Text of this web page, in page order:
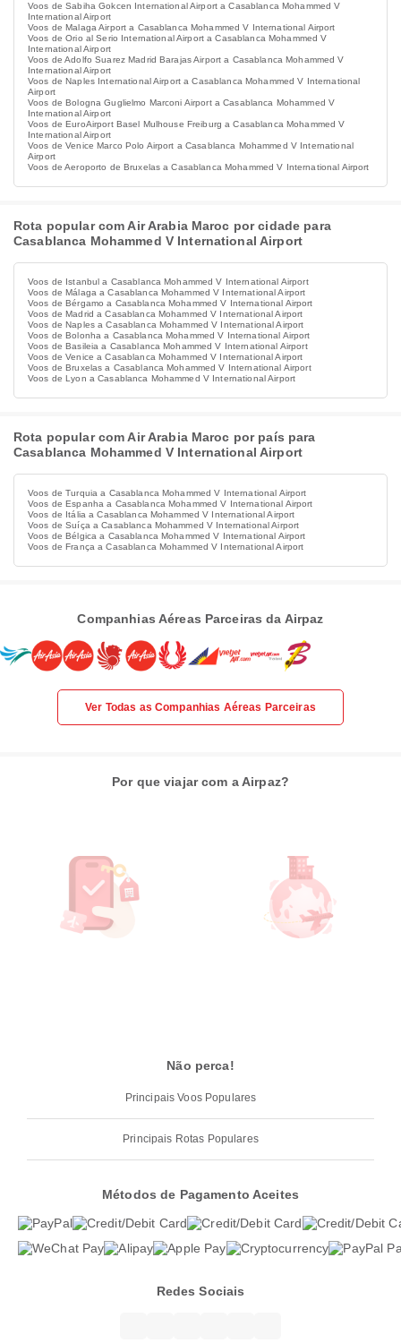
Voos de Sabiha Gokcen International Airport a Casablanca Mohammed V
International Airport
Voos de Malaga Airport a Casablanca Mohammed V International Airport
Voos de Orio al Serio International Airport a Casablanca Mohammed V
International Airport
Voos de Adolfo Suarez Madrid Barajas Airport a Casablanca Mohammed V
International Airport
Voos de Naples International Airport a Casablanca Mohammed V International
Airport
Voos de Bologna Guglielmo Marconi Airport a Casablanca Mohammed V
International Airport
Voos de EuroAirport Basel Mulhouse Freiburg a Casablanca Mohammed V
International Airport
Voos de Venice Marco Polo Airport a Casablanca Mohammed V International
Airport
Voos de Aeroporto de Bruxelas a Casablanca Mohammed V International Airport
Rota popular com Air Arabia Maroc por cidade para
Casablanca Mohammed V International Airport
Voos de Istanbul a Casablanca Mohammed V International Airport
Voos de Málaga a Casablanca Mohammed V International Airport
Voos de Bérgamo a Casablanca Mohammed V International Airport
Voos de Madrid a Casablanca Mohammed V International Airport
Voos de Naples a Casablanca Mohammed V International Airport
Voos de Bolonha a Casablanca Mohammed V International Airport
Voos de Basileia a Casablanca Mohammed V International Airport
Voos de Venice a Casablanca Mohammed V International Airport
Voos de Bruxelas a Casablanca Mohammed V International Airport
Voos de Lyon a Casablanca Mohammed V International Airport
Rota popular com Air Arabia Maroc por país para
Casablanca Mohammed V International Airport
Voos de Turquia a Casablanca Mohammed V International Airport
Voos de Espanha a Casablanca Mohammed V International Airport
Voos de Itália a Casablanca Mohammed V International Airport
Voos de Suíça a Casablanca Mohammed V International Airport
Voos de Bélgica a Casablanca Mohammed V International Airport
Voos de França a Casablanca Mohammed V International Airport
Companhias Aéreas Parceiras da Airpaz
Ver Todas as Companhias Aéreas Parceiras
Por que viajar com a Airpaz?
Não perca!
Principais Voos Populares
Principais Rotas Populares
Métodos de Pagamento Aceites
Redes Sociais